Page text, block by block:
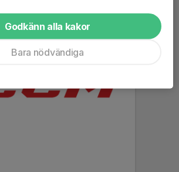
Godkänn alla kakor
Bara nödvändiga